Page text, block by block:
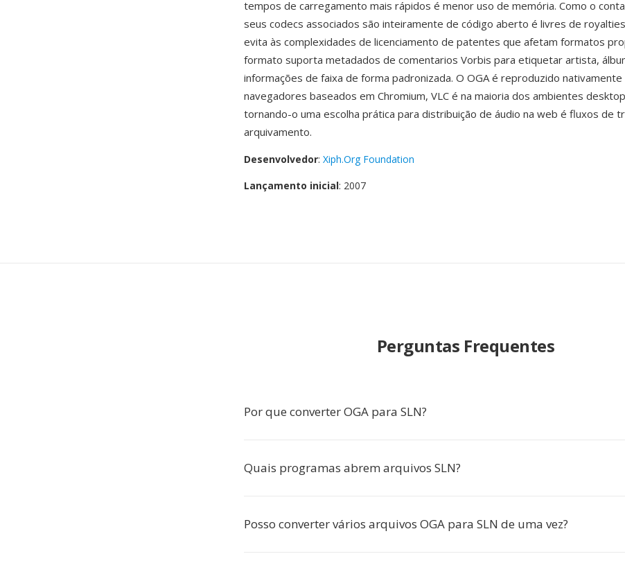
tempos de carregamento mais rápidos é menor uso de memória. Como o
seus codecs associados são inteiramente de código aberto é livres de
evita às complexidades de licenciamento de patentes que afetam formatos
formato suporta metadados de comentarios Vorbis para etiquetar artista,
informações de faixa de forma padronizada. O OGA é reproduzido nativamente
navegadores baseados em Chromium, VLC é na maioria dos ambientes
tornando-o uma escolha prática para distribuição de áudio na web é fluxos de
arquivamento.
Desenvolvedor: Xiph.Org Foundation
Lançamento inicial: 2007
Perguntas Frequentes
Por que converter OGA para SLN?
Quais programas abrem arquivos SLN?
Posso converter vários arquivos OGA para SLN de uma vez?